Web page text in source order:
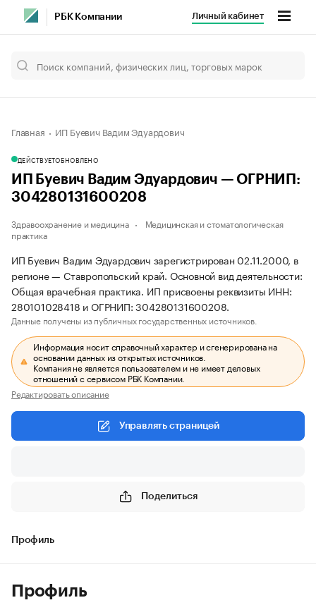
РБК Компании Личный кабинет
Главная ИП Буевич Вадим Эдуардович
ДЕЙСТВУЕТОБНОВЛЕНО
ИП Буевич Вадим Эдуардович — ОГРНИП:
304280131600208
Здравоохранение и медицина
Медицинская и стоматологическая
практика
ИП Буевич Вадим Эдуардович зарегистрирован 02.11.2000, в
регионе — Ставропольский край. Основной вид деятельности:
Общая врачебная практика. ИП присвоены реквизиты ИНН:
280101028418 и ОГРНИП: 304280131600208.
Данные получены из публичных государственных источников.
Информация носит справочный характер и сгенерирована на
основании данных из открытых источников.
Компания не является пользователем и не имеет деловых
отношений с сервисом РБК Компании.
Редактировать описание
Управлять страницей
Поделиться
Профиль
Профиль